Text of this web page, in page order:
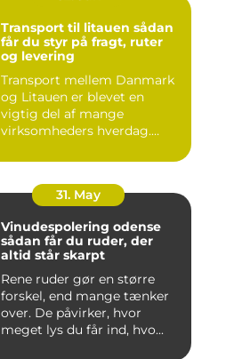
Transport til litauen sådan
får du styr på fragt, ruter
og levering
Transport mellem Danmark
og Litauen er blevet en
vigtig del af mange
virksomheders hverdag.
31. May
Vinudespolering odense
sådan får du ruder, der
altid står skarpt
Rene ruder gør en større
forskel, end mange tænker
over. De påvirker, hvor
meget lys du får ind, hvo...